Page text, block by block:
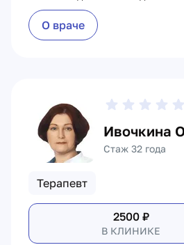
О враче
Ивочкина
Стаж 32 года
Терапевт
2500₽
В КЛИНИКЕ